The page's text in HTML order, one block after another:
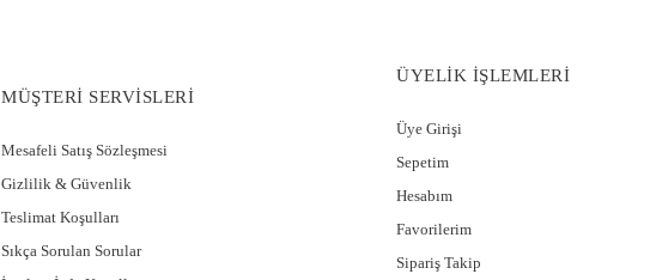
MÜŞTERİ SERVİSLERİ
Mesafeli Satış Sözleşmesi
Gizlilik & Güvenlik
Teslimat Koşulları
Sıkça Sorulan Sorular
ÜYELİK İŞLEMLERİ
Üye Girişi
Sepetim
Hesabım
Favorilerim
Sipariş Takip